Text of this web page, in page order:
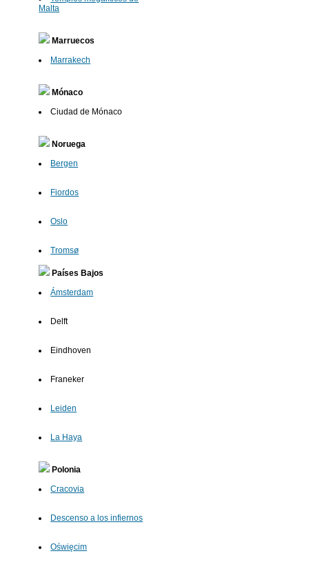
Malta
Marruecos
Marrakech
Mónaco
Ciudad de Mónaco
Noruega
Bergen
Fiordos
Oslo
Tromsø
Países Bajos
Ámsterdam
Delft
Eindhoven
Franeker
Leiden
La Haya
Polonia
Cracovia
Descenso a los infiernos
Oświęcim